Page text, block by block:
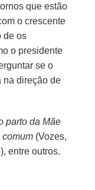
que estão
o crescente
de os
o presidente
se o
na direção de
parto da Mãe
comum (Vozes,
entre outros.